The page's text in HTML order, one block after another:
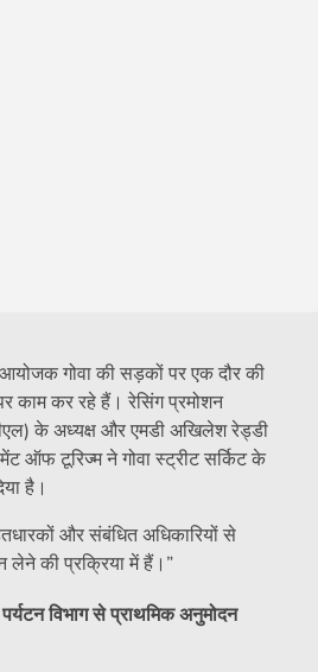
गोवा की सड़कों पर एक दौर की
काम कर रहे हैं। रेसिंग प्रमोशन
के अध्यक्ष और एमडी अखिलेश रेड्डी
ऑफ टूरिज्म ने गोवा स्ट्रीट सर्किट के
है।
और संबंधित अधिकारियों से
की प्रक्रिया में हैं।”
पर्यटन विभाग से प्राथमिक अनुमोदन